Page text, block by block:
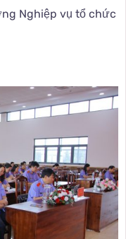
Nghiệp vụ tổ chức